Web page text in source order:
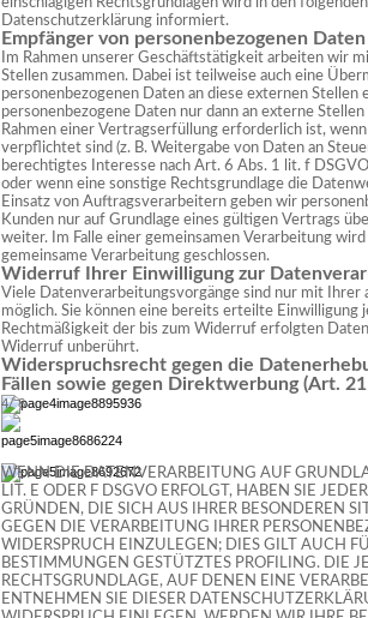
Datenschutzerklärung informiert.
Empfänger von personenbezogenen Daten
Im Rahmen unserer Geschäftstätigkeit arbeiten wir
Stellen zusammen. Dabei ist teilweise auch eine
personenbezogenen Daten an diese externen
personenbezogene Daten nur dann an externe
Rahmen einer Vertragserfüllung erforderlich ist,
verpflichtet sind (z. B. Weitergabe von Daten an
berechtigtes Interesse nach Art. 6 Abs. 1 lit. f
oder wenn eine sonstige Rechtsgrundlage die
Einsatz von Auftragsverarbeitern geben wir
Kunden nur auf Grundlage eines gültigen Vertrags
weiter. Im Falle einer gemeinsamen Verarbeitung
gemeinsame Verarbeitung geschlossen.
Widerruf Ihrer Einwilligung zur
Viele Datenverarbeitungsvorgänge sind nur mit Ihrer
möglich. Sie können eine bereits erteilte
Rechtmäßigkeit der bis zum Widerruf erfolgten
Widerruf unberührt.
Widerspruchsrecht gegen die
Fällen sowie gegen Direktwerbung (Art.
4/ 8
WENN DIE DATENVERARBEITUNG AUF
LIT. E ODER F DSGVO ERFOLGT, HABEN SIE
GRÜNDEN, DIE SICH AUS IHRER BESONDEREN
GEGEN DIE VERARBEITUNG IHRER
WIDERSPRUCH EINZULEGEN; DIES GILT AUCH
BESTIMMUNGEN GESTÜTZTES PROFILING. DIE
RECHTSGRUNDLAGE, AUF DENEN EINE
ENTNEHMEN SIE DIESER